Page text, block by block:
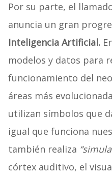
Por su parte, el
anuncia un gran
Inteligencia Artificial.
modelos y datos para
funcionamiento del
áreas más
utilizan símbolos que
igual que funciona
también realiza
córtex auditivo, el